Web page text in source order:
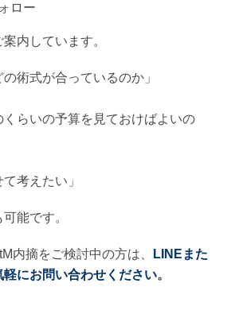
ロー
内しています。
の術式が合っているのか」
くらいの予算を見ておけばよいの
考えたい」
能です。
内摘をご検討中の方は、
LINEまた
にお問い合わせください。